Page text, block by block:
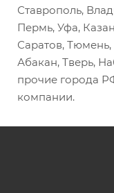
Ставрополь,
Пермь, Уфа,
Саратов,
Абакан, Тверь,
прочие города
компании.